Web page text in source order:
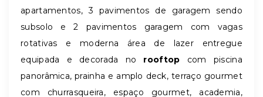
apartamentos, 3 pavimentos de garagem sendo
subsolo e 2 pavimentos garagem com vagas
rotativas e moderna área de lazer entregue
equipada e decorada no rooftop com piscina
panorâmica, prainha e amplo deck, terraço gourmet
com churrasqueira, espaço gourmet, academia,